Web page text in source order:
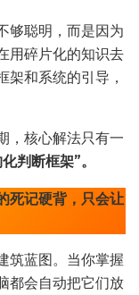
够聪明，而是因为
用碎片化的知识去
架和系统的引导，
，核心解法只有一
判断框架”。
死记硬背，只会让
筑蓝图。当你掌握
都会自动把它们放